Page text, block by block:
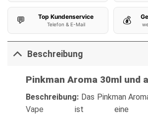
💬 Top Kundenservice
Telefon & E-Mail 💰
Beschreibung
Pinkman Aroma 30ml und
Beschreibung: Das Pinkman
Vape ist eine